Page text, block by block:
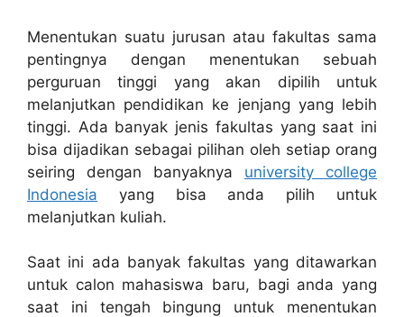
Menentukan suatu jurusan atau fakultas sama
pentingnya dengan menentukan sebuah
perguruan tinggi yang akan dipilih untuk
melanjutkan pendidikan ke jenjang yang lebih
tinggi. Ada banyak jenis fakultas yang saat ini
bisa dijadikan sebagai pilihan oleh setiap orang
seiring dengan banyaknya university college
Indonesia yang bisa anda pilih untuk
melanjutkan kuliah.
Saat ini ada banyak fakultas yang ditawarkan
untuk calon mahasiswa baru, bagi anda yang
saat ini tengah bingung untuk menentukan